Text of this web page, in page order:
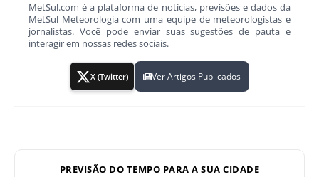
MetSul.com é a plataforma de notícias, previsões e dados da
MetSul Meteorologia com uma equipe de meteorologistas e
jornalistas. Você pode enviar suas sugestões de pauta e
interagir em nossas redes sociais.
X (Twitter) Ver Artigos Publicados
PREVISÃO DO TEMPO PARA A SUA CIDADE